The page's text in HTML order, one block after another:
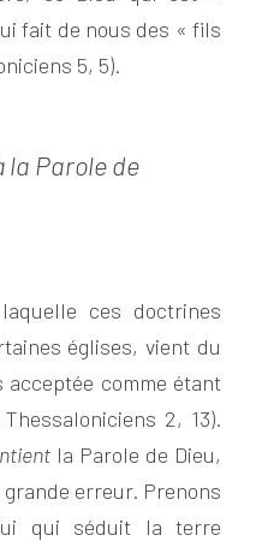
fait de nous des « fils
5, 5).
la Parole de
ces doctrines
églises, vient du
comme étant
2, 13).
la Parole de Dieu,
erreur. Prenons
qui séduit la terre